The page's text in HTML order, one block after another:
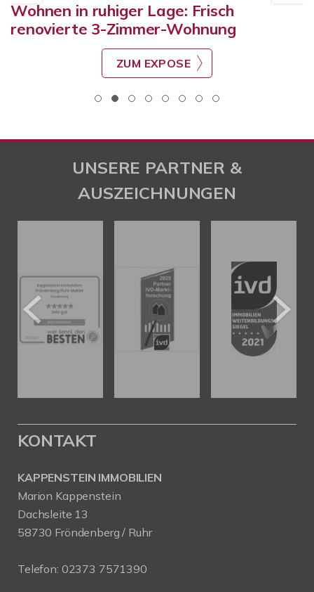
Wohnen in ruhiger Lage: Frisch
renovierte 3-Zimmer-Wohnung
ZUM EXPOSE
UNSERE PARTNER &
AUSZEICHNUNGEN
KONTAKT
KAPPENSTEIN IMMOBILIEN
Marion Kappenstein
Dachsleite 13
58730 Fröndenberg / Ruhr
Telefon: 02373 7571390